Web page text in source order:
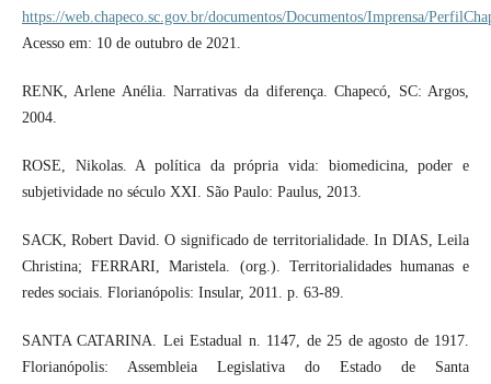
https://web.chapeco.sc.gov.br/documentos/Documentos/Imprensa/
Acesso em: 10 de outubro de 2021.
RENK, Arlene Anélia. Narrativas da diferença. Chapecó, SC: Argos,
2004.
ROSE, Nikolas. A política da própria vida: biomedicina, poder e
subjetividade no século XXI. São Paulo: Paulus, 2013.
SACK, Robert David. O significado de territorialidade. In DIAS, Leila
Christina; FERRARI, Maristela. (org.). Territorialidades humanas e
redes sociais. Florianópolis: Insular, 2011. p. 63-89.
SANTA CATARINA. Lei Estadual n. 1147, de 25 de agosto de 1917.
Florianópolis: Assembleia Legislativa do Estado de Santa